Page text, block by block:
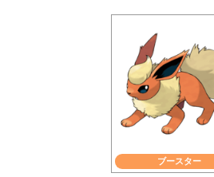
ブースター